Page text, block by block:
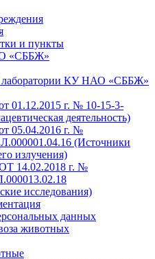
и пункты
«СББЖ»
КУ НАО «СББЖ»
г. № 10-15-3-
деятельность)
05.04.2016 г. №
(Источники
излучения)
14.02.2018 г. №
исследования)
данных
животных